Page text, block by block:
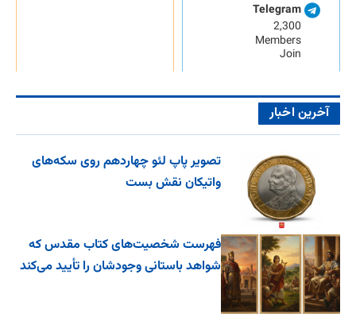
Telegram
2,300
Members
Join
آخرین اخبار
تصویر پاپ لئو چهاردهم روی سکه‌های
واتیکان نقش بست
فهرست شخصیت‌های کتاب مقدس که
شواهد باستانی وجودشان را تأیید می‌کند